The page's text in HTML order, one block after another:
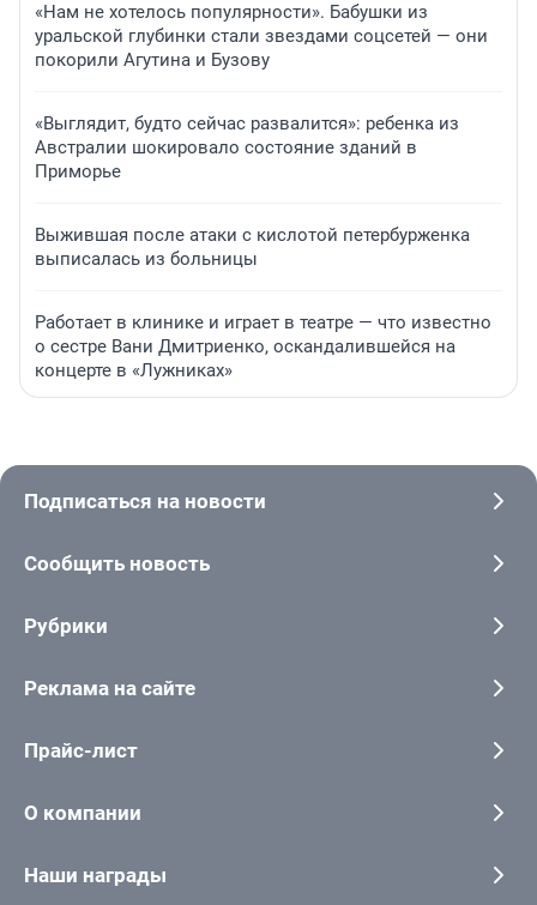
«Нам не хотелось популярности». Бабушки из
уральской глубинки стали звездами соцсетей — они
покорили Агутина и Бузову
«Выглядит, будто сейчас развалится»: ребенка из
Австралии шокировало состояние зданий в
Приморье
Выжившая после атаки с кислотой петербурженка
выписалась из больницы
Работает в клинике и играет в театре — что известно
о сестре Вани Дмитриенко, оскандалившейся на
концерте в «Лужниках»
Подписаться на новости
Сообщить новость
Рубрики
Реклама на сайте
Прайс-лист
О компании
Наши награды